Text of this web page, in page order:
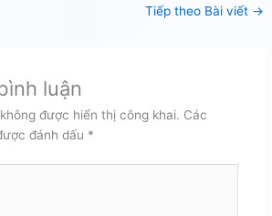
Tiếp theo Bài viết →
luận
được hiển thị công khai. Các
đánh dấu *